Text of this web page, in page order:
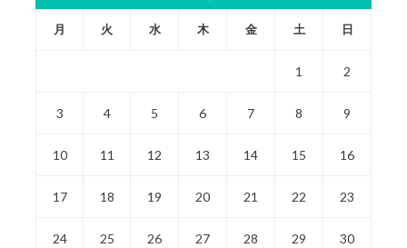
月 火 水 木 金 土 日
1 2
3 4 5 6 7 8 9
10 11 12 13 14 15 16
17 18 19 20 21 22 23
24 25 26 27 28 29 30